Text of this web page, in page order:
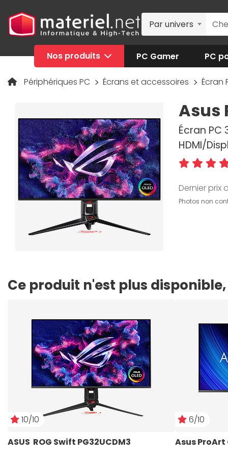
Par univers
Nos produits PC Gamer PC
Périphériques PC Écrans et accessoires Écran
Asus
Écran PC
HDMI/
Dernier prix
Photos non
Ce produit n'est plus
10/10
ASUS  ROG Swift PG32UCDM3
6/10
Asus ProArt